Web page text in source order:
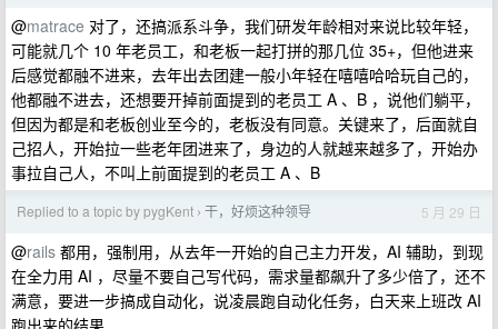
@matrace 对了，还搞派系斗争，我们研发年龄相对来说比较年轻，
可能就几个 10 年老员工，和老板一起打拼的那几位 35+，但他进来
后感觉都融不进来，去年出去团建一般小年轻在嘻嘻哈哈玩自己的，
他都融不进去，还想要开掉前面提到的老员工 A 、B ，说他们躺平，
但因为都是和老板创业至今的，老板没有同意。关键来了，后面就自
己招人，开始拉一些老年团进来了，身边的人就越来越多了，开始办
事拉自己人，不叫上前面提到的老员工 A 、B
Replied to a topic by pygKent › 干，好烦这种领导 5 月 29 日
@rails 都用，强制用，从去年一开始的自己主力开发，AI 辅助，到现
在全力用 AI ，尽量不要自己写代码，需求量都飙升了多少倍了，还不
满意，要进一步搞成自动化，说凌晨跑自动化任务，白天来上班改 AI
跑出来的结果